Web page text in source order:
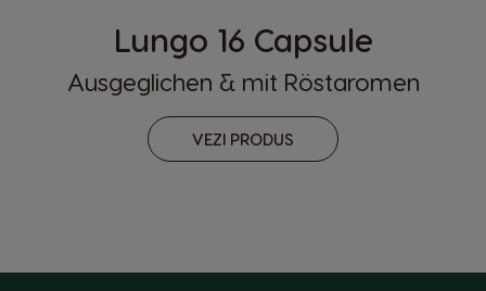
Lungo 16 Capsule
Ausgeglichen & mit Röstaromen
VEZI PRODUS